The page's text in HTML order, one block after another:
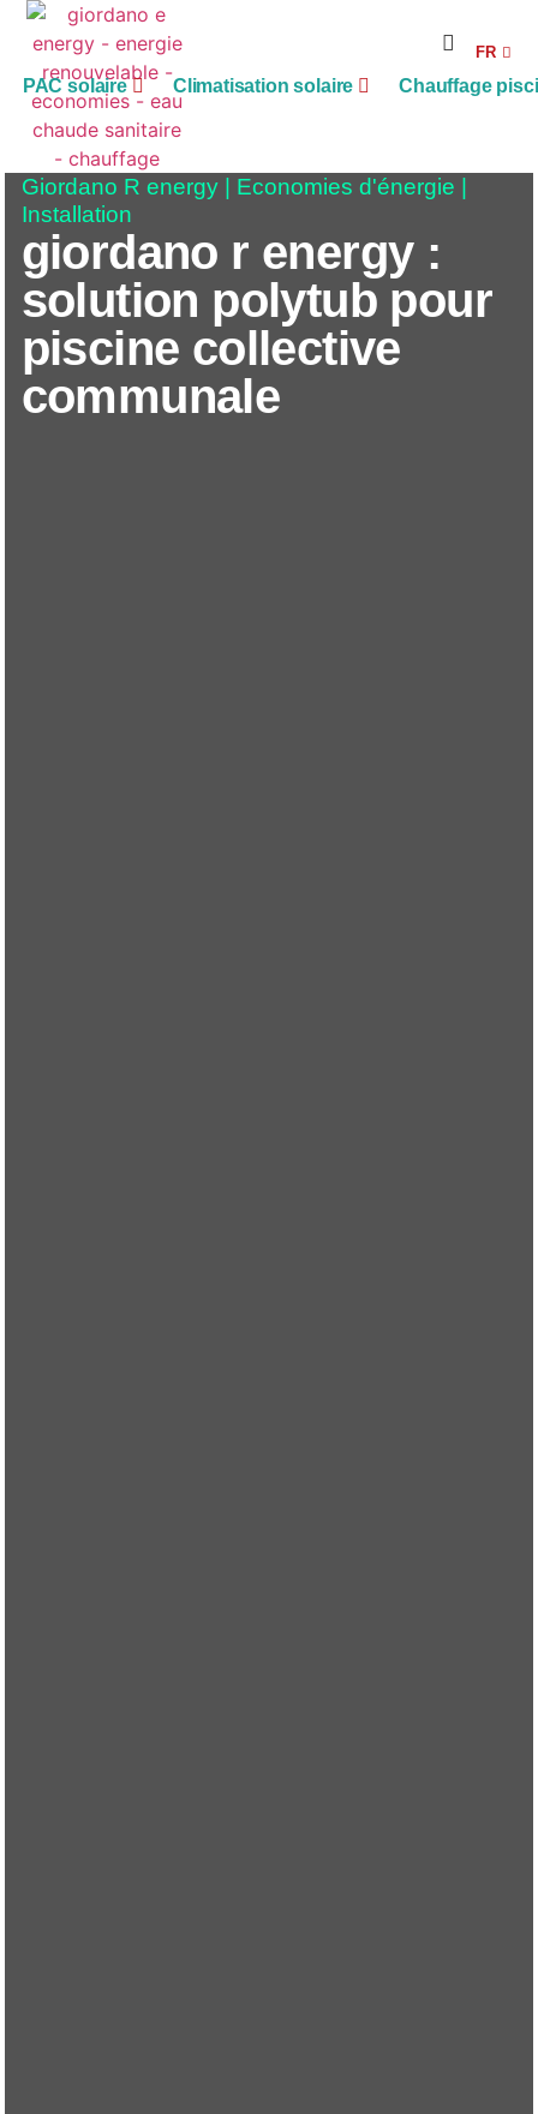
PAC solaire Climatisation solaire Chauffage
FR
AG
Giordano R energy| Economies d'énergie
Installation
giordano r energy :
solution polytub pour
piscine collective
communale